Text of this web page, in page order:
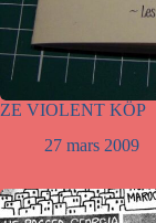
ZE VIOLENT KÖP
27 mars 2009